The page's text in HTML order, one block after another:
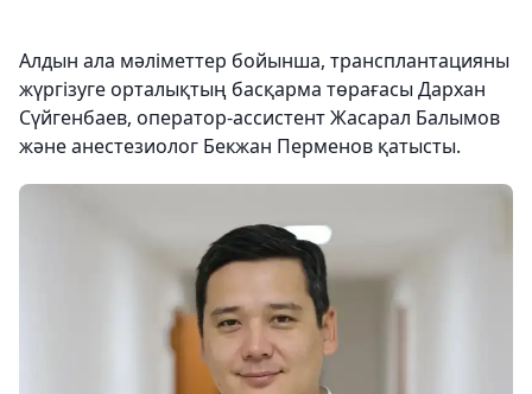
Алдын ала мәліметтер бойынша, трансплантацияны
жүргізуге орталықтың басқарма төрағасы Дархан
Сүйгенбаев, оператор-ассистент Жасарал Балымов
және анестезиолог Бекжан Перменов қатысты.